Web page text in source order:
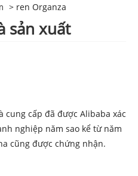
> ren Organza
sản xuất
cung cấp đã được Alibaba xác
nghiệp năm sao kể từ năm
cũng được chứng nhận.